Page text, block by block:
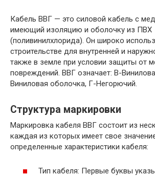
Кабель ВВГ — это силовой кабель с
имеющий изоляцию и оболочку из ПВХ
(поливинилхлорида). Он широко
строительстве для внутренней и
также в земле при условии защиты от
повреждений. ВВГ означает: В-
Виниловая оболочка, Г-Негорючий.
Структура маркировки
Маркировка кабеля ВВГ состоит из
каждая из которых имеет свое
определенные характеристики кабеля:
Тип кабеля: Первые буквы